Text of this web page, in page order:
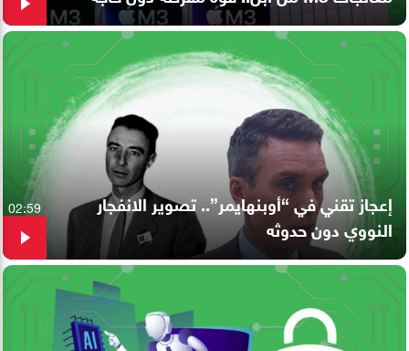
إعجاز تقني في “أوبنهايمر”.. تصوير الانفجار
النووي دون حدوثه
02:59